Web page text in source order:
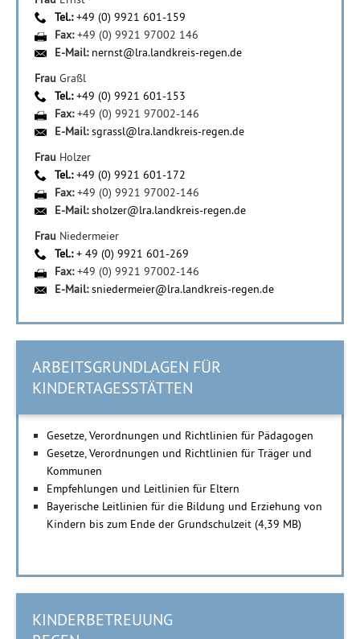
Tel.:+49 (0) 9921 601-159
Fax:+49 (0) 9921 97002 146
E-Mail: nernst@lra.landkreis-regen.de
Frau Graßl
Tel.:+49 (0) 9921 601-153
Fax:+49 (0) 9921 97002-146
E-Mail:sgrassl@lra.landkreis-regen.de
Frau Holzer
Tel.:+49 (0) 9921 601-172
Fax:+49 (0) 9921 97002-146
E-Mail:sholzer@lra.landkreis-regen.de
Frau Niedermeier
Tel.:+ 49 (0) 9921 601-269
Fax:+49 (0) 9921 97002-146
E-Mail:sniedermeier@lra.landkreis-regen.de
ARBEITSGRUNDLAGEN FÜR
KINDERTAGESSTÄTTEN
Gesetze, Verordnungen und Richtlinien für Pädagogen
Gesetze, Verordnungen und Richtlinien für Träger und
Kommunen
Empfehlungen und Leitlinien für Eltern
Bayerische Leitlinien für die Bildung und Erziehung von
Kindern bis zum Ende der Grundschulzeit (4,39 MB)
KINDERBETREUUNG